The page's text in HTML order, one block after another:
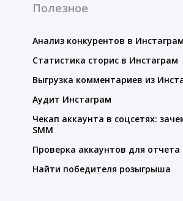
Полезное
Анализ конкурентов в Инстаграм
Статистика сторис в Инстаграм
Выгрузка комментариев из
Аудит Инстаграм
Чекап аккаунта в соцсетях:
SMM
Проверка аккаунтов для отчета
Найти победителя розыгрыша